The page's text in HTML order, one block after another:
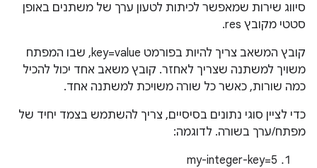
סיווג שירות שמאפשר לכיתות לטעון ערך של משתנים באופן
סטטי מקובץ res.
קובץ המשאב צריך להיות בפורמט key=value, שבו המפתח
משויך למשתנה שצריך לאחזר. קובץ משאב אחד יכול להכיל
כמה שורות, כאשר כל שורה משויכת למשתנה אחד.
כדי לציין סוגי נתונים בסיסיים, צריך להשתמש בצמד יחיד של
מפתח/ערך בשורה. לדוגמה:
my-integer-key=5